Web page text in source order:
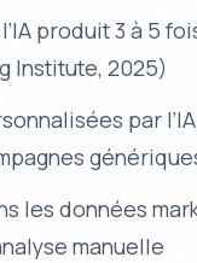
produit 3 à 5
Institute, 2025)
par
les données
manuelle